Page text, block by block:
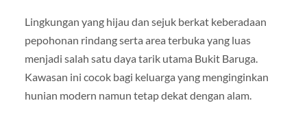
Lingkungan yang hijau dan sejuk berkat keberadaan
pepohonan rindang serta area terbuka yang luas
menjadi salah satu daya tarik utama Bukit Baruga.
Kawasan ini cocok bagi keluarga yang menginginkan
hunian modern namun tetap dekat dengan alam.